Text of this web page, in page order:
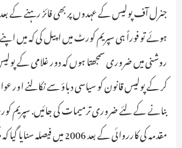
ہوئے تو فوراً ہی سپریم کورٹ میں اپیل کی کہ میں
روشنی میں ضروری سمجھتا ہوں کہ دور غلامی کے
کر کے پولیس قانون کو سیاسی دباؤ سے نکالنے اور
بنانے کے لئے ضروری ترمیمات کی جائیں.
مقدمہ کی کارروائی کے بعد 2006 میں